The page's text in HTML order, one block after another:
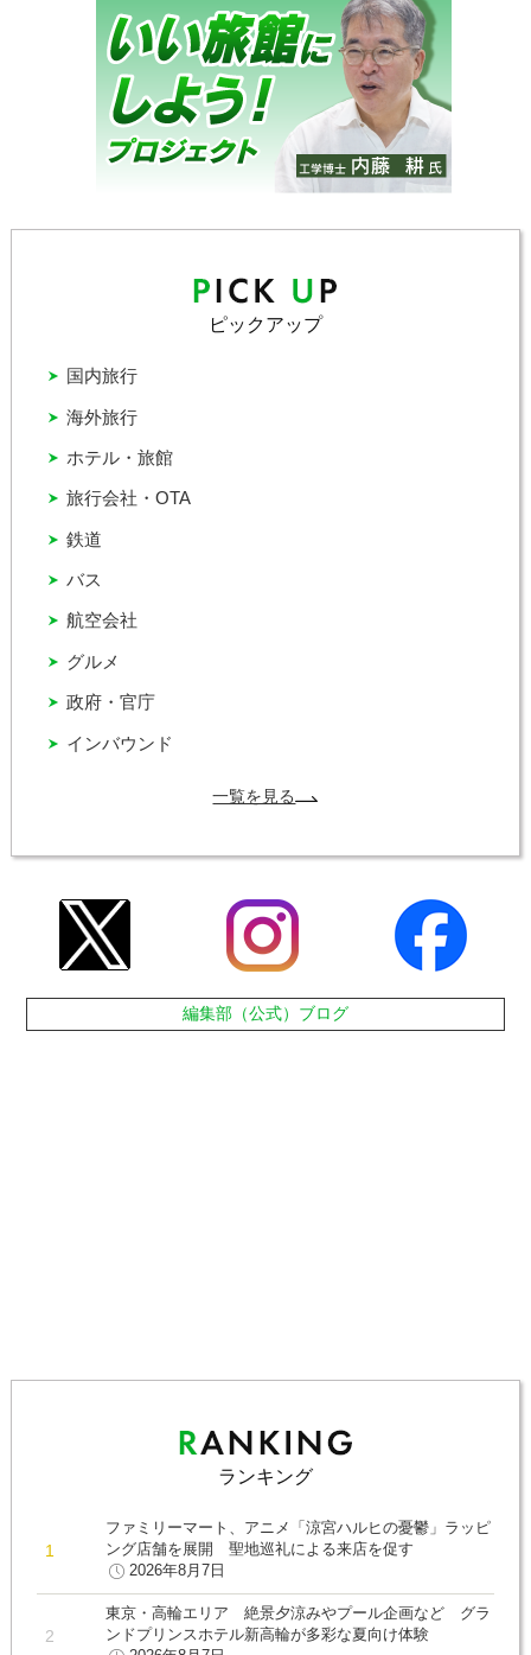
ピックアップ
インバウンド
グルメ
バス
ホテル・旅館
国内旅行
政府・官庁
旅行会社・OTA
海外旅行
航空会社
鉄道
一覧を見る
編集部（公式）ブログ
ランキング
ファミリーマート、アニメ「涼宮ハルヒの憂鬱」ラッピ
ング店舗を展開 聖地巡礼による来店を促す
2026年8月7日
東京・高輪エリア 絶景夕涼みやプール企画など グラ
ンドプリンスホテル新高輪が多彩な夏向け体験